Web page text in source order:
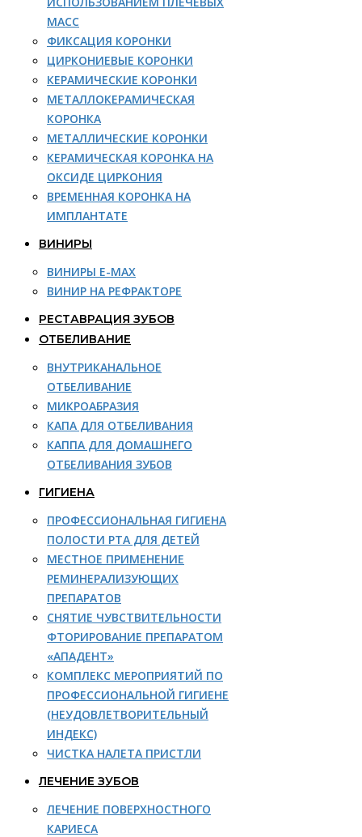
МАСС
ФИКСАЦИЯ КОРОНКИ
ЦИРКОНИЕВЫЕ КОРОНКИ
КЕРАМИЧЕСКИЕ КОРОНКИ
МЕТАЛЛОКЕРАМИЧЕСКАЯ
КОРОНКА
МЕТАЛЛИЧЕСКИЕ КОРОНКИ
КЕРАМИЧЕСКАЯ КОРОНКА НА
ОКСИДЕ ЦИРКОНИЯ
ВРЕМЕННАЯ КОРОНКА НА
ИМПЛАНТАТЕ
ВИНИРЫ
ВИНИРЫ E-MAX
ВИНИР НА РЕФРАКТОРЕ
РЕСТАВРАЦИЯ ЗУБОВ
ОТБЕЛИВАНИЕ
ВНУТРИКАНАЛЬНОЕ
ОТБЕЛИВАНИЕ
МИКРОАБРАЗИЯ
КАПА ДЛЯ ОТБЕЛИВАНИЯ
КАППА ДЛЯ ДОМАШНЕГО
ОТБЕЛИВАНИЯ ЗУБОВ
ГИГИЕНА
ПРОФЕССИОНАЛЬНАЯ ГИГИЕНА
ПОЛОСТИ РТА ДЛЯ ДЕТЕЙ
МЕСТНОЕ ПРИМЕНЕНИЕ
РЕМИНЕРАЛИЗУЮЩИХ
ПРЕПАРАТОВ
СНЯТИЕ ЧУВСТВИТЕЛЬНОСТИ
ФТОРИРОВАНИЕ ПРЕПАРАТОМ
«АПАДЕНТ»
КОМПЛЕКС МЕРОПРИЯТИЙ ПО
ПРОФЕССИОНАЛЬНОЙ ГИГИЕНЕ
(НЕУДОВЛЕТВОРИТЕЛЬНЫЙ
ИНДЕКС)
ЧИСТКА НАЛЕТА ПРИСТЛИ
ЛЕЧЕНИЕ ЗУБОВ
ЛЕЧЕНИЕ ПОВЕРХНОСТНОГО
КАРИЕСА